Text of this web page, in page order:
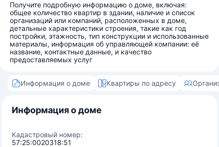
Получите подробную информацию о доме, включая:
общее количество квартир в здании, наличие и список
организаций или компаний, расположенных в доме,
детальные характеристики строения, такие как год
постройки, этажность, тип конструкции и использованные
материалы, информация об управляющей компании: её
название, контактные данные, и качество
предоставляемых услуг
Информация о доме Квартиры по адресу
Информация о доме
Кадастровый номер:
57:25:0020318:51